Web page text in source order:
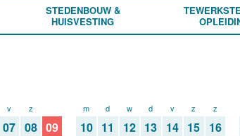
STEDENBOUW &
HUISVESTING
v
07
z
08 09
m
10
d
11
w
12
d
13
v
14
z
15
z
16